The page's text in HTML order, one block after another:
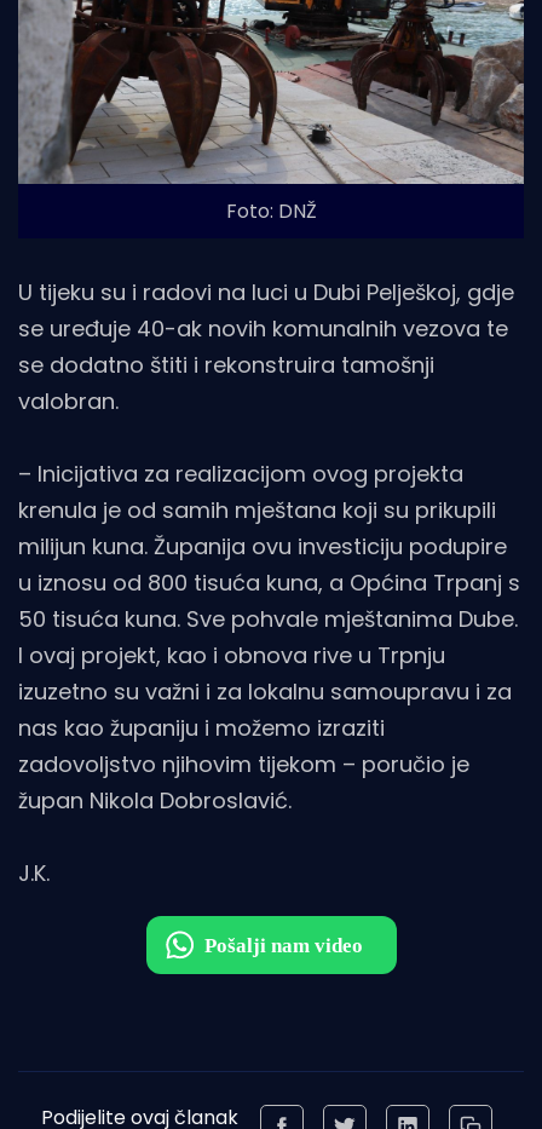
Foto: DNŽ
U tijeku su i radovi na luci u Dubi Pelješkoj, gdje
se uređuje 40-ak novih komunalnih vezova te
se dodatno štiti i rekonstruira tamošnji
valobran.
– Inicijativa za realizacijom ovog projekta
krenula je od samih mještana koji su prikupili
milijun kuna. Županija ovu investiciju podupire
u iznosu od 800 tisuća kuna, a Općina Trpanj s
50 tisuća kuna. Sve pohvale mještanima Dube.
I ovaj projekt, kao i obnova rive u Trpnju
izuzetno su važni i za lokalnu samoupravu i za
nas kao županiju i možemo izraziti
zadovoljstvo njihovim tijekom – poručio je
župan Nikola Dobroslavić.
J.K.
Podijelite ovaj članak